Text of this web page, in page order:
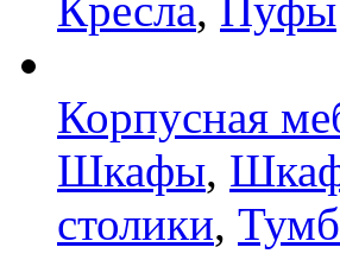
Корпусная
Шкафы,
столики,